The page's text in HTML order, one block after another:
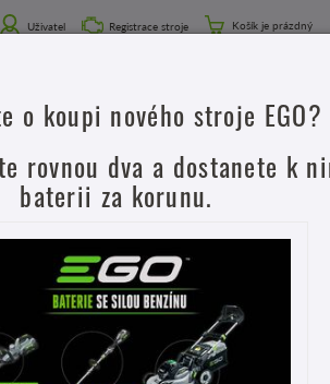
Uživatel Registrace stroje Košík je prázdný
síť AgroChmelař
o koupi nového stroje EGO?
rovnou dva a dostanete k
baterii za korunu.